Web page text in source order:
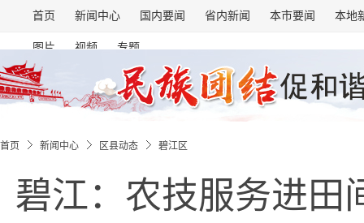
首页 新闻中心 国内要闻 省内新闻 本市要闻 本地
图片 视频 专题
首页 新闻中心 区县动态 碧江区
碧江：农技服务进田